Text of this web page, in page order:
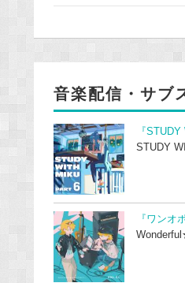
音楽配信・サブ
『
STUDY
『ワンオ